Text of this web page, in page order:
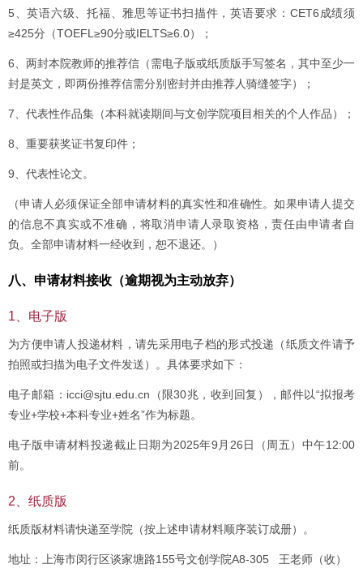
5、英语六级、托福、雅思等证书扫描件，英语要求：CET6成绩须
≥425分（TOEFL≥90分或IELTS≥6.0）；
6、两封本院教师的推荐信（需电子版或纸质版手写签名，其中至少一
封是英文，即两份推荐信需分别密封并由推荐人骑缝签字）；
7、代表性作品集（本科就读期间与文创学院项目相关的个人作品）；
8、重要获奖证书复印件；
9、代表性论文。
（申请人必须保证全部申请材料的真实性和准确性。如果申请人提交
的信息不真实或不准确，将取消申请人录取资格，责任由申请者自
负。全部申请材料一经收到，恕不退还。）
八、申请材料接收（逾期视为主动放弃）
1、电子版
为方便申请人投递材料，请先采用电子档的形式投递（纸质文件请予
拍照或扫描为电子文件发送）。具体要求如下：
电子邮箱：icci@sjtu.edu.cn（限30兆，收到回复），邮件以“拟报考
专业+学校+本科专业+姓名”作为标题。
电子版申请材料投递截止日期为2025年9月26日（周五）中午12:00
前。
2、纸质版
纸质版材料请快递至学院（按上述申请材料顺序装订成册）。
地址：上海市闵行区谈家塘路155号文创学院A8-305 王老师（收）